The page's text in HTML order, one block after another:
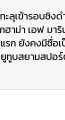
ลุเข้ารอบชิงด
าม่า เอฟ มา
รก ยังคงมีชื่อ
ทูบสยามสปอ